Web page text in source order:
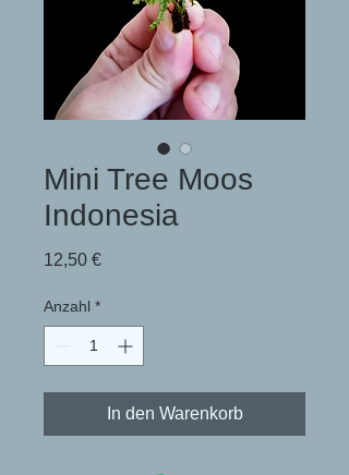
Mini Tree Moos
Indonesia
12,50 €Preis
Anzahl *
In den Warenkorb